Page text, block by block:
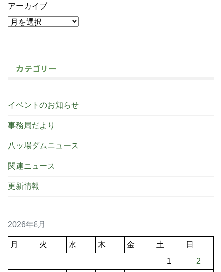
アーカイブ
カテゴリー
イベントのお知らせ
事務局だより
八ッ場ダムニュース
関連ニュース
更新情報
2026年8月
月 火 水 木 金 土
日
1
2